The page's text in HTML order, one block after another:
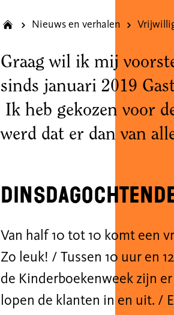
Nieuws en verhalen
Graag wil ik mij
sinds januari 2019
Ik heb gekozen voor
werd dat er dan van
Van half 10 tot 10 komt een
Zo leuk! / Tussen 10 uur en
de Kinderboekenweek zijn
lopen de klanten in en uit. /